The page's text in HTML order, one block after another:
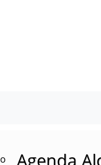
Agenda